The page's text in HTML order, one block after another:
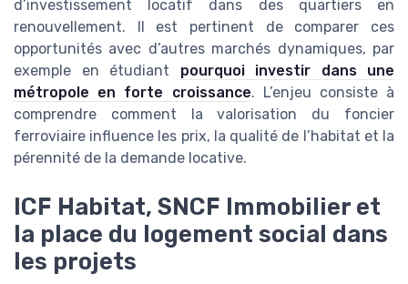
d’investissement locatif dans des quartiers en
renouvellement. Il est pertinent de comparer ces
opportunités avec d’autres marchés dynamiques, par
exemple en étudiant pourquoi investir dans une
métropole en forte croissance. L’enjeu consiste à
comprendre comment la valorisation du foncier
ferroviaire influence les prix, la qualité de l’habitat et la
pérennité de la demande locative.
ICF Habitat, SNCF Immobilier et
la place du logement social dans
les projets